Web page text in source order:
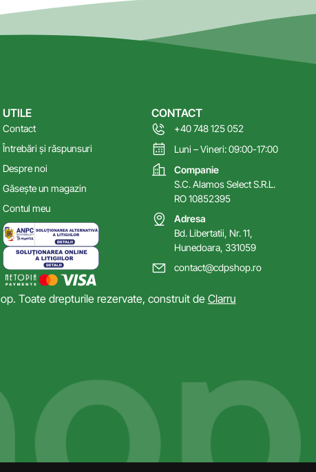
UTILE
Contact
Întrebări și răspunsuri
Despre noi
Găsește un magazin
Contul meu
CONTACT
+40 748 125 052
Luni – Vineri: 09:00-17:00
Companie
S.C. Alamos Select S.R.L.
RO 10852395
Adresa
Bd. Libertatii, Nr. 11,
Hunedoara, 331059
contact@cdpshop.ro
Toate drepturile rezervate, construit de Clarru